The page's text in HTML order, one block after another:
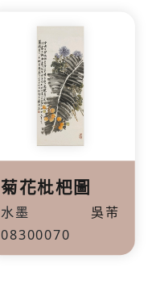
菊花枇杷圖
水墨
吳芾
08300070